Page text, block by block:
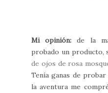
Mi opinión: de la
probado un producto,
de ojos de rosa
Tenía ganas de
la aventura me